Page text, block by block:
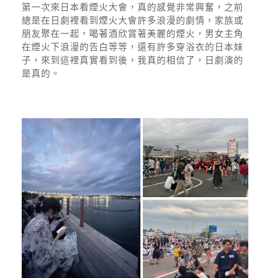
第一次來日本看煙火大會，真的感覺非常興奮，之前
總是在日劇裡看到煙火大會許多浪漫的劇情，家族或
朋友聚在一起，喝著酒欣賞著美麗的煙火，男女主角
在煙火下浪漫的告白等等，還有許多穿浴衣的日本妹
子，來到這裡真實看到後，我真的相信了，日劇演的
是真的。